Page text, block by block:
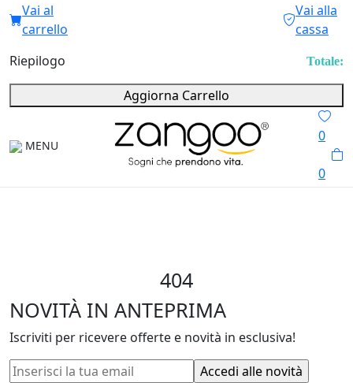
Vai al
carrello
Vai alla
cassa
Riepilogo
Totale:
Aggiorna Carrello
MENU
0
0
404
NOVITÀ IN ANTEPRIMA
Iscriviti per ricevere offerte e novità in esclusiva!